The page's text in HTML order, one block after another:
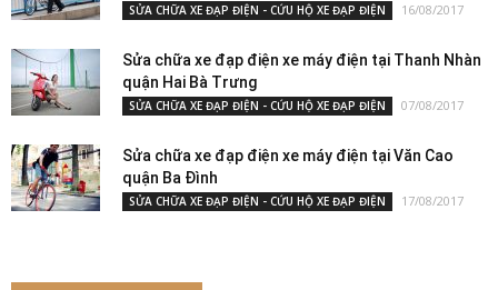
SỬA CHỮA XE ĐẠP ĐIỆN - CỨU HỘ XE ĐẠP ĐIỆN 16/08/2017
Sửa chữa xe đạp điện xe máy điện tại Thanh Nhàn
quận Hai Bà Trưng
SỬA CHỮA XE ĐẠP ĐIỆN - CỨU HỘ XE ĐẠP ĐIỆN 07/08/2017
Sửa chữa xe đạp điện xe máy điện tại Văn Cao
quận Ba Đình
SỬA CHỮA XE ĐẠP ĐIỆN - CỨU HỘ XE ĐẠP ĐIỆN 17/08/2017